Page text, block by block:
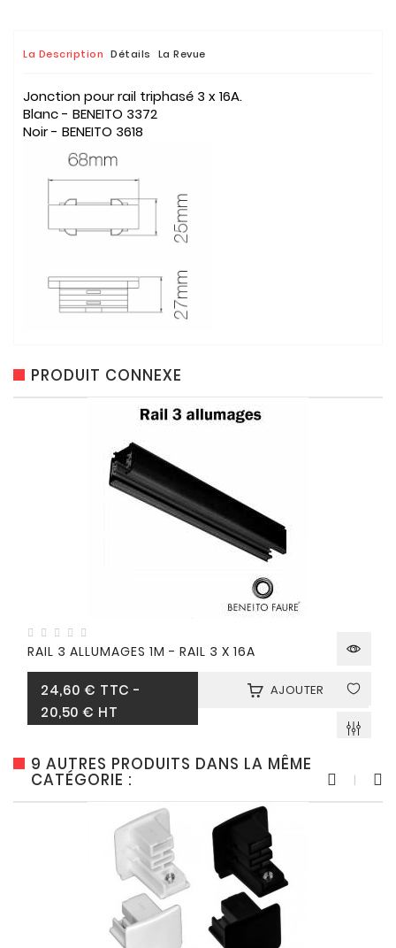
La Description Détails La Revue
Jonction pour rail triphasé 3 x 16A.
Blanc - BENEITO 3372
Noir - BENEITO 3618
PRODUIT CONNEXE
RAIL 3 ALLUMAGES 1M - RAIL 3 X 16A
24,60 € Prix
TTC -
20,50 € HT
AJOUTER
9 AUTRES PRODUITS DANS LA MÊME
CATÉGORIE :